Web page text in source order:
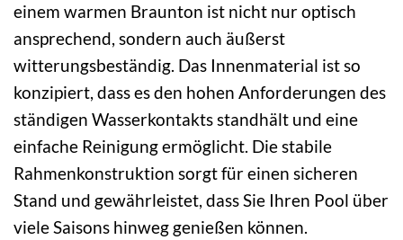
einem warmen Braunton ist nicht nur optisch
ansprechend, sondern auch äußerst
witterungsbeständig. Das Innenmaterial ist so
konzipiert, dass es den hohen Anforderungen des
ständigen Wasserkontakts standhält und eine
einfache Reinigung ermöglicht. Die stabile
Rahmenkonstruktion sorgt für einen sicheren
Stand und gewährleistet, dass Sie Ihren Pool über
viele Saisons hinweg genießen können.